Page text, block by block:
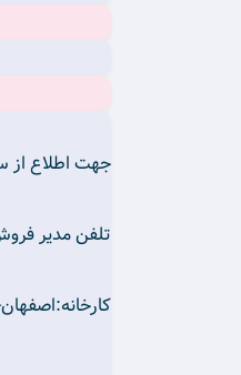
جهت اطلاع از
تلفن مدير